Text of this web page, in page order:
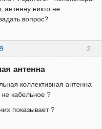
антенну никто не
вопрос?
2
антенна
коллективная антенна
кабельное ?
показывает ?